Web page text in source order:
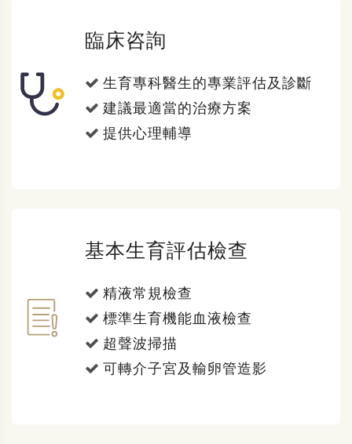
臨床咨詢
生育專科醫生的專業評估及診斷
建議最適當的治療方案
提供心理輔導
基本生育評估檢查
精液常規檢查
標準生育機能血液檢查
超聲波掃描
可轉介子宮及輸卵管造影